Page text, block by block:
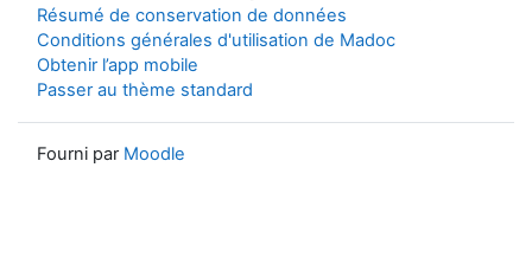
Résumé de conservation de données
Conditions générales d'utilisation de Madoc
Obtenir l’app mobile
Passer au thème standard
Fourni par Moodle